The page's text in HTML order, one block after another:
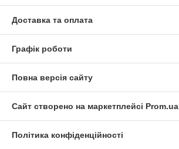
Доставка та оплата
Графік роботи
Повна версія сайту
Сайт створено на маркетплейсі Prom.ua
Політика конфіденційності